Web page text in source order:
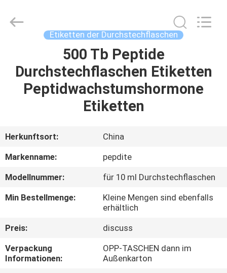
PRODUKTE
UNS
AUSFLUG
TRETEN
Etiketten der Durchstechflaschen
500 Tb Peptide
Durchstechflaschen Etiketten
Peptidwachstumshormone
Etiketten
Herkunftsort:
China
Markenname:
pepdite
Modellnummer:
für 10 ml Durchstechflaschen
Min Bestellmenge:
Kleine Mengen sind ebenfalls
erhältlich
Preis:
discuss
Verpackung
Informationen:
OPP-TASCHEN dann im
Außenkarton